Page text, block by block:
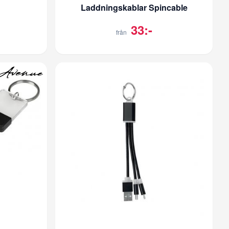
Laddningskablar Spincable
från 33:-